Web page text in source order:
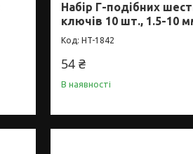
Набір Г-подібних
ключів 10 шт., 1.5-10
HT-1842
54 ₴
В наявності